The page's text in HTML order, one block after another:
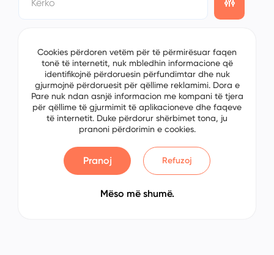
Cookies përdoren vetëm për të përmirësuar faqen
tonë të internetit, nuk mbledhin informacione që
identifikojnë përdoruesin përfundimtar dhe nuk
gjurmojnë përdoruesit për qëllime reklamimi. Dora e
Pare nuk ndan asnjë informacion me kompani të tjera
për qëllime të gjurmimit të aplikacioneve dhe faqeve
të internetit. Duke përdorur shërbimet tona, ju
pranoni përdorimin e cookies.
Pranoj Refuzoj
Mëso më shumë.